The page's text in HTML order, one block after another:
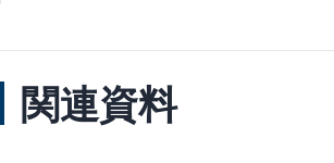
関連資料